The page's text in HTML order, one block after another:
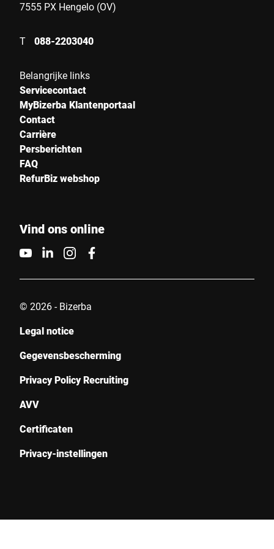
7555 PX Hengelo (OV)
T 088-2203040
Belangrijke links
Servicecontact
MyBizerba Klantenportaal
Contact
Carrière
Persberichten
FAQ
RefurBiz webshop
Vind ons online
© 2026 - Bizerba
Legal notice
Gegevensbescherming
Privacy Policy Recruiting
AVV
Certificaten
Privacy-instellingen